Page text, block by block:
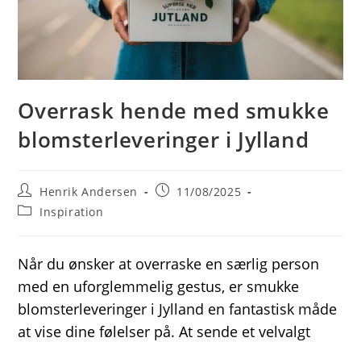
Overrask hende med smukke
blomsterleveringer i Jylland
Post
author:
Henrik Andersen
Post11/08/2025
PostInspiration
Når du ønsker at overraske en særlig person
med en uforglemmelig gestus, er smukke
blomsterleveringer i Jylland en fantastisk måde
at vise dine følelser på. At sende et velvalgt